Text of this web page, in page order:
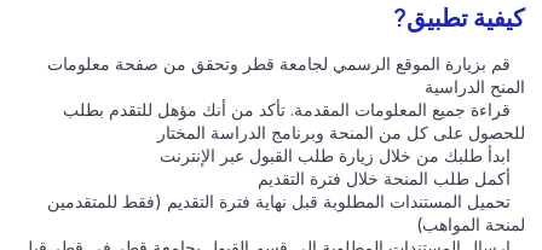
كيفية تطبيق?
قم بزيارة الموقع الرسمي لجامعة قطر وتحقق من صفحة معلومات
المنح الدراسية
قراءة جميع المعلومات المقدمة. تأكد من أنك مؤهل للتقدم بطلب
للحصول على كل من المنحة وبرنامج الدراسة المختار
ابدأ طلبك من خلال زيارة طلب القبول عبر الإنترنت
أكمل طلب المنحة خلال فترة التقديم
تحميل المستندات المطلوبة قبل نهاية فترة التقديم (فقط للمتقدمين
لمنحة المواهب)